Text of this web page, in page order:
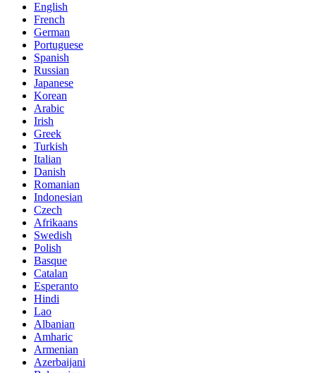
English
French
German
Portuguese
Spanish
Russian
Japanese
Korean
Arabic
Irish
Greek
Turkish
Italian
Danish
Romanian
Indonesian
Czech
Afrikaans
Swedish
Polish
Basque
Catalan
Esperanto
Hindi
Lao
Albanian
Amharic
Armenian
Azerbaijani